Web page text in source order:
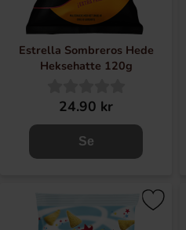
Estrella Sombreros Hede
Heksehatte 120g
24.90 kr
Se